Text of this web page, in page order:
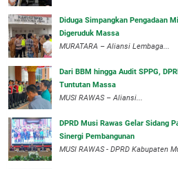
Diduga Simpangkan Pengadaan
Digeruduk Massa
‎MURATARA – Aliansi Lembaga...
Dari BBM hingga Audit SPPG,
Tuntutan Massa
MUSI RAWAS – Aliansi...
DPRD Musi Rawas Gelar Sidang
Sinergi Pembangunan
MUSI RAWAS - DPRD Kabupaten